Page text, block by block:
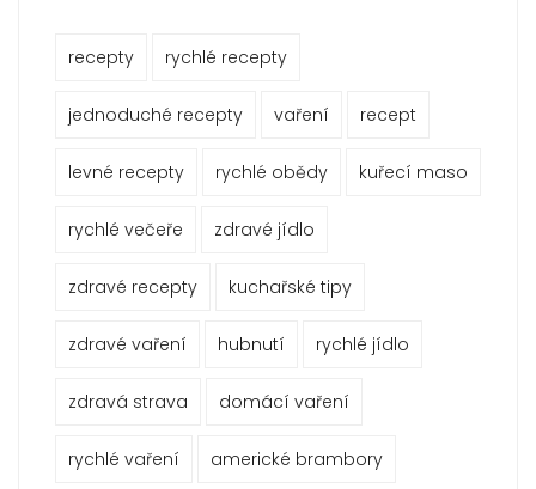
recepty rychlé recepty
jednoduché recepty vaření recept
levné recepty rychlé obědy kuřecí maso
rychlé večeře zdravé jídlo
zdravé recepty kuchařské tipy
zdravé vaření hubnutí rychlé jídlo
zdravá strava domácí vaření
rychlé vaření americké brambory